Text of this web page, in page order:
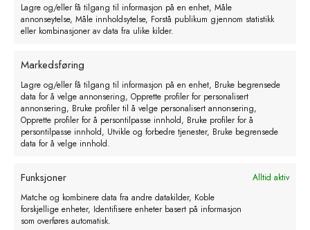
Lagre og/eller få tilgang til informasjon på en enhet, Måle
annonseytelse, Måle innholdsytelse, Forstå publikum gjennom statistikk
eller kombinasjoner av data fra ulike kilder.
Markedsføring
Lagre og/eller få tilgang til informasjon på en enhet, Bruke begrensede
data for å velge annonsering, Opprette profiler for personalisert
annonsering, Bruke profiler til å velge personalisert annonsering,
Opprette profiler for å persontilpasse innhold, Bruke profiler for å
persontilpasse innhold, Utvikle og forbedre tjenester, Bruke begrensede
data for å velge innhold.
Funksjoner
Alltid aktiv
Matche og kombinere data fra andre datakilder, Koble
forskjellige enheter, Identifisere enheter basert på informasjon
som overføres automatisk.
kr300,00 eks. MVA
Relaterte produkter